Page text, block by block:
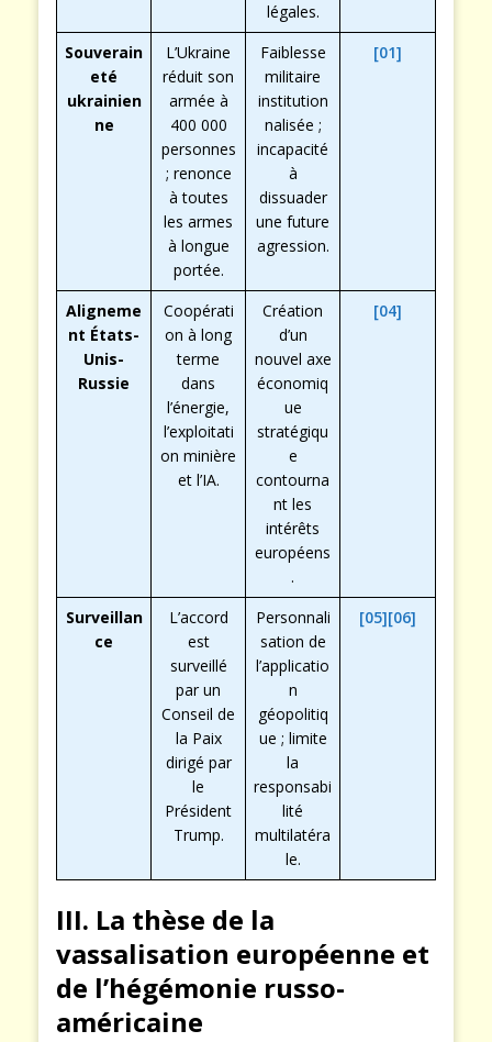
légales.
Souverain
eté
ukrainien
ne
L’Ukraine
réduit son
armée à
400 000
personnes
; renonce
à toutes
les armes
à longue
portée.
Faiblesse
militaire
institution
nalisée ;
incapacité
à
dissuader
une future
agression.
[01]
Aligneme
nt États-
Unis-
Russie
Coopérati
on à long
terme
dans
l’énergie,
l’exploitati
on minière
et l’IA.
Création
d’un
nouvel axe
économiq
ue
stratégiqu
e
contourna
nt les
intérêts
européens
.
[04]
Surveillan
ce
L’accord
est
surveillé
par un
Conseil de
la Paix
dirigé par
le
Président
Trump.
Personnali
sation de
l’applicatio
n
géopolitiq
ue ; limite
la
responsabi
lité
multilatéra
le.
[05][06]
III. La thèse de la
vassalisation européenne et
de l’hégémonie russo-
américaine